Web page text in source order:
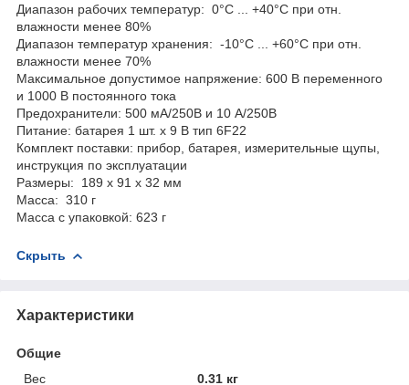
Диапазон рабочих температур: 0°С ... +40°С при отн.
влажности менее 80%
Диапазон температур хранения: -10°С ... +60°С при отн.
влажности менее 70%
Максимальное допустимое напряжение: 600 В переменного
и 1000 В постоянного тока
Предохранители: 500 мА/250В и 10 А/250В
Питание: батарея 1 шт. х 9 В тип 6F22
Комплект поставки: прибор, батарея, измерительные щупы,
инструкция по эксплуатации
Размеры: 189 х 91 х 32 мм
Масса: 310 г
Масса с упаковкой: 623 г
Скрыть
Характеристики
Общие
Вес
0.31 кг